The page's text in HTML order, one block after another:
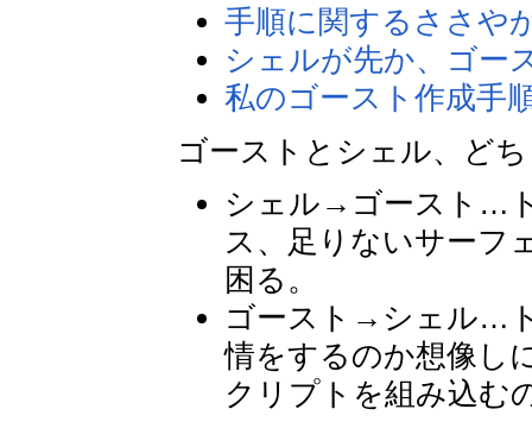
手順に関するささや
シェルが先か、ゴー
私のゴースト作成手
ゴーストとシェル、ど
シェル→ゴースト…
ス、足りないサーフ
困る。
ゴースト→シェル…
情をするのか想像し
クリプトを組み込む